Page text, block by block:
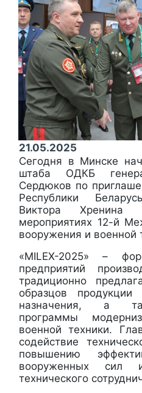
21.05.2025
Сегодня в Минске
штаба ОДКБ
Сердюков по
Республики
Виктора
мероприятиях 12-й
вооружения и военной
«MILEX-2025» –
предприятий
традиционно
образцов
назначения, а
программы
военной техники.
содействие
повышению
вооруженных сил
технического